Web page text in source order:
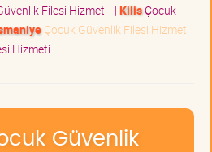
Filesi Hizmeti | KilisÇocuk
Çocuk Güvenlik Filesi Hizmeti
Hizmeti
Güvenlik